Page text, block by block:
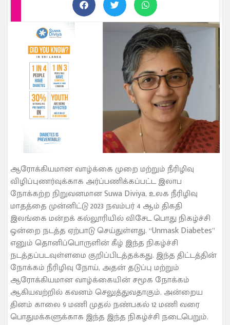
ஆரோக்கியமான வாழ்க்கை முறை மற்றும் நீரிழிவு
விழிப்புணர்வுக்காக அர்ப்பணிக்கப்பட்ட இலாப
நோக்கற்ற நிறுவனமான Suwa Diviya, உலக நீரிழிவு
மாதத்தை முன்னிட்டு 2023 நவம்பர் 4 ஆம் திகதி
இலங்கை மன்றக் கல்லூரியில் விசேட பொது நிகழ்ச்சி
ஒன்றை நடத்த ஏற்பாடு செய்துள்ளது. “Unmask Diabetes”
எனும் தொனிப்பொருளின் கீழ் இந்த நிகழ்ச்சி
நடத்தப்படவுள்ளமை குறிப்பிடத்தக்கது. இந்த திட்டத்தின்
நோக்கம் நீரிழிவு நோய், அதன் தடுப்பு மற்றும்
ஆரோக்கியமான வாழ்க்கையின் சமூக நோக்கம்
ஆகியவற்றில் கவனம் செலுத்துவதாகும். அன்றைய
தினம் காலை 9 மணி முதல் நண்பகல் 12 மணி வரை
பொதுமக்களுக்காக இந்த இந்த நிகழ்ச்சி நடைபெறும்.